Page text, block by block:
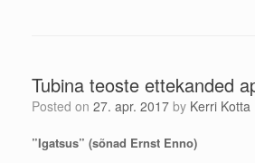
Tubina teoste ettekanded
Posted on 27. apr. 2017 by Kerri Kotta
”Igatsus” (sõnad Ernst Enno)